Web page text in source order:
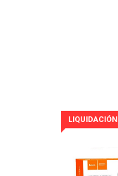
LIQUIDACIÓN